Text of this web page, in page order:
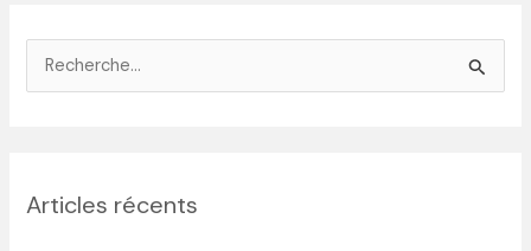
e
Articles récents